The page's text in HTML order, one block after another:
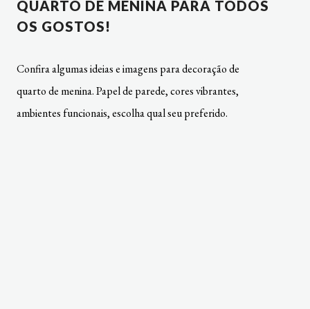
QUARTO DE MENINA PARA TODOS
OS GOSTOS!
Confira algumas ideias e imagens para decoração de
quarto de menina. Papel de parede, cores vibrantes,
ambientes funcionais, escolha qual seu preferido.